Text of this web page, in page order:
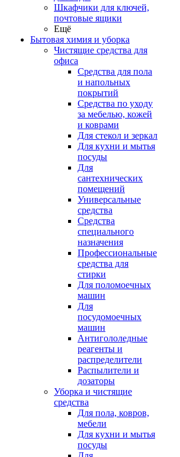
Шкафчики для ключей,
почтовые ящики
Ещё
Бытовая химия и уборка
Чистящие средства для
офиса
Средства для пола
и напольных
покрытий
Средства по уходу
за мебелью, кожей
и коврами
Для стекол и зеркал
Для кухни и мытья
посуды
Для
сантехнических
помещений
Универсальные
средства
Средства
специального
назначения
Профессиональные
средства для
стирки
Для поломоечных
машин
Для
посудомоечных
машин
Антигололедные
реагенты и
распределители
Распылители и
дозаторы
Уборка и чистящие
средства
Для пола, ковров,
мебели
Для кухни и мытья
посуды